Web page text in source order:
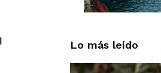
Lo más leído